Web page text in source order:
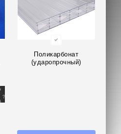
Поликарбонат
(ударопрочный)